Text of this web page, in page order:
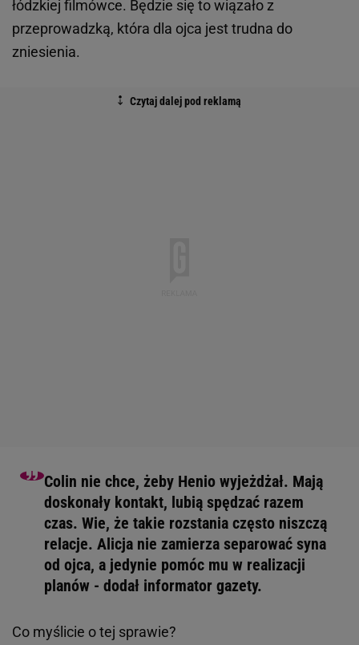
łódzkiej filmówce. Będzie się to wiązało z
przeprowadzką, która dla ojca jest trudna do
zniesienia.
Colin nie chce, żeby Henio wyjeżdżał. Mają
doskonały kontakt, lubią spędzać razem
czas. Wie, że takie rozstania często niszczą
relacje. Alicja nie zamierza separować syna
od ojca, a jedynie pomóc mu w realizacji
planów - dodał informator gazety.
Co myślicie o tej sprawie?